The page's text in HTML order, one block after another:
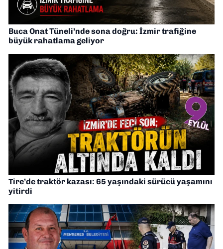
Buca Onat Tüneli’nde sona doğru: İzmir trafiğine
büyük rahatlama geliyor
Tire’de traktör kazası: 65 yaşındaki sürücü yaşamını
yitirdi